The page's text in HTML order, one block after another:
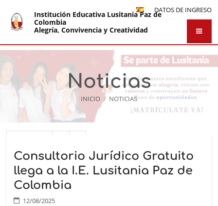
DATOS DE INGRESO
Institución Educativa Lusitania Paz de
Colombia
Alegría, Convivencia y Creatividad
Noticias
INICIO / NOTICIAS
Noticias
Consultorio Jurídico Gratuito
llega a la I.E. Lusitania Paz de
Colombia
12/08/2025